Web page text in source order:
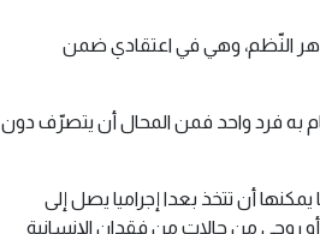
النّظم، وهي في اعتقادي ضمن
فرد واحد فمن المحال أن يتصرّف دون
أن تتخذ بعدا إجراميا يصل إلى
روحي من حالات من فقدان الإنسانية